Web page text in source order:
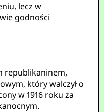
lecz w
godności
republikaninem,
który walczył o
w 1916 roku za